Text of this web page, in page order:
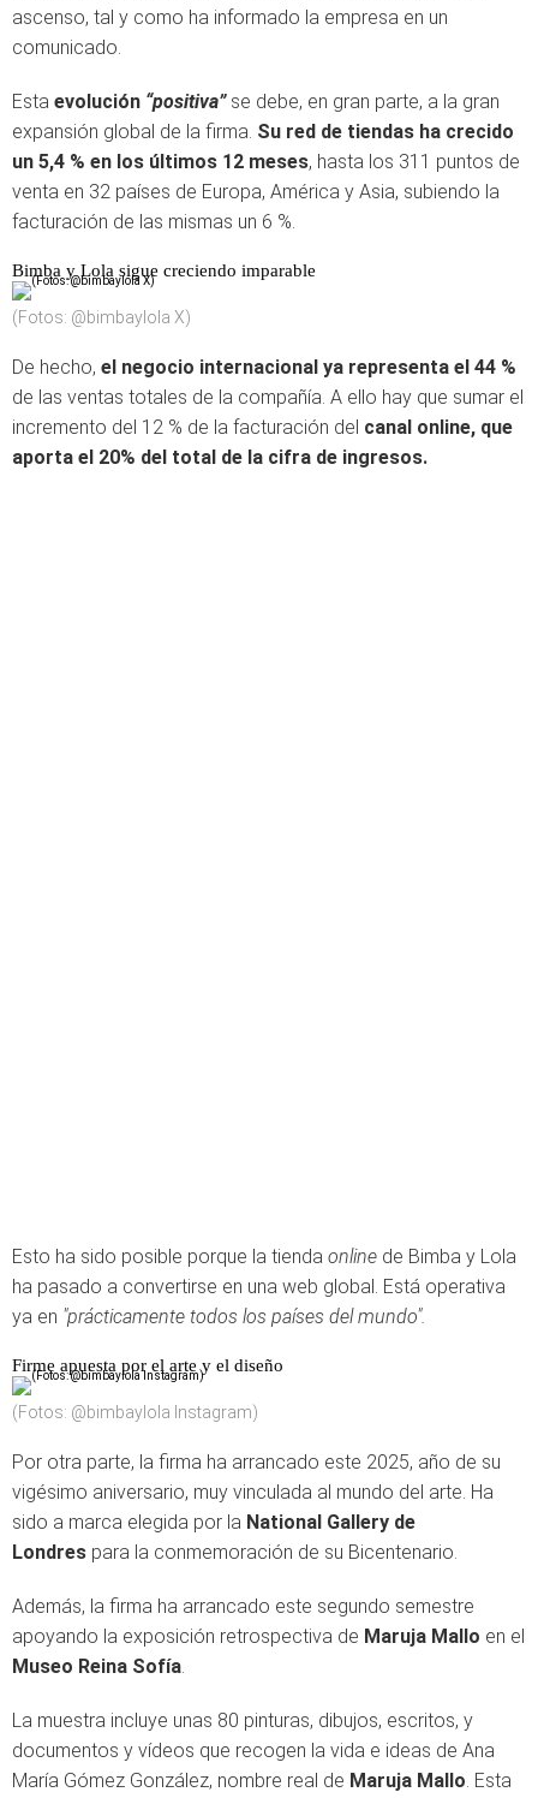
ascenso, tal y como ha informado la empresa en un
comunicado.
Esta evolución “positiva” se debe, en gran parte, a la gran
expansión global de la firma. Su red de tiendas ha crecido
un 5,4 % en los últimos 12 meses, hasta los 311 puntos de
venta en 32 países de Europa, América y Asia, subiendo la
facturación de las mismas un 6 %.
Bimba y Lola sigue creciendo imparable
(Fotos: @bimbaylola X)
De hecho, el negocio internacional ya representa el 44 %
de las ventas totales de la compañía. A ello hay que sumar el
incremento del 12 % de la facturación del canal online, que
aporta el 20% del total de la cifra de ingresos.
Esto ha sido posible porque la tienda online de Bimba y Lola
ha pasado a convertirse en una web global. Está operativa
ya en "prácticamente todos los países del mundo".
Firme apuesta por el arte y el diseño
(Fotos: @bimbaylola Instagram)
Por otra parte, la firma ha arrancado este 2025, año de su
vigésimo aniversario, muy vinculada al mundo del arte. Ha
sido a marca elegida por la National Gallery de
Londres para la conmemoración de su Bicentenario.
Además, la firma ha arrancado este segundo semestre
apoyando la exposición retrospectiva de Maruja Mallo en el
Museo Reina Sofía.
La muestra incluye unas 80 pinturas, dibujos, escritos, y
documentos y vídeos que recogen la vida e ideas de Ana
María Gómez González, nombre real de Maruja Mallo. Esta